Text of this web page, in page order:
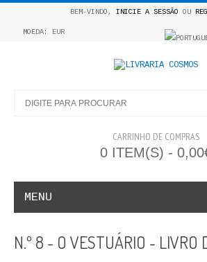
BEM-VINDO, INICIE A SESSÃO OU
MOEDA: EUR
CARRINHO DE COMPRAS
0 ITEM(S) -
MENU
N.º 8 - O VESTUÁRIO - LIVRO